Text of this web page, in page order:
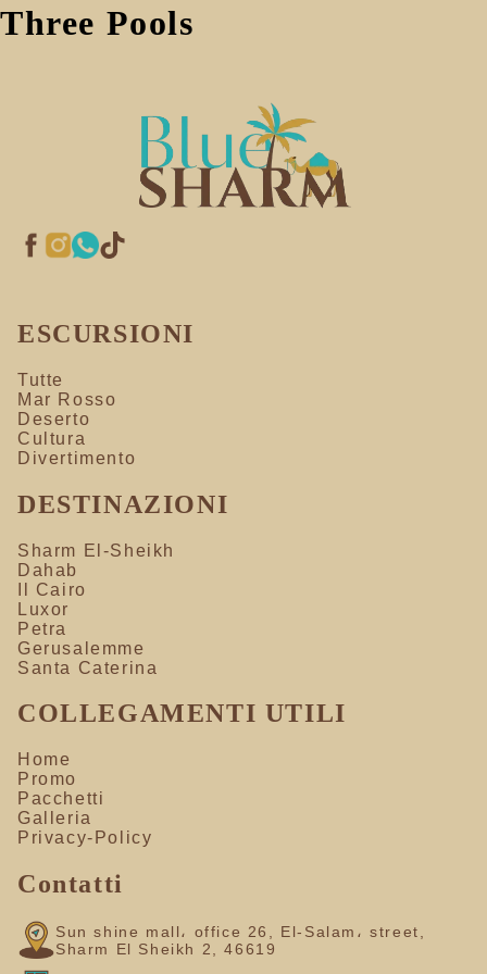
Three Pools
ESCURSIONI
Tutte
Mar Rosso
Deserto
Cultura
Divertimento
DESTINAZIONI
Sharm El-Sheikh
Dahab
Il Cairo
Luxor
Petra
Gerusalemme
Santa Caterina
COLLEGAMENTI UTILI
Home
Promo
Pacchetti
Galleria
Privacy-Policy
Contatti
Sun shine mall، office 26, El-Salam، street,
Sharm El Sheikh 2, 46619